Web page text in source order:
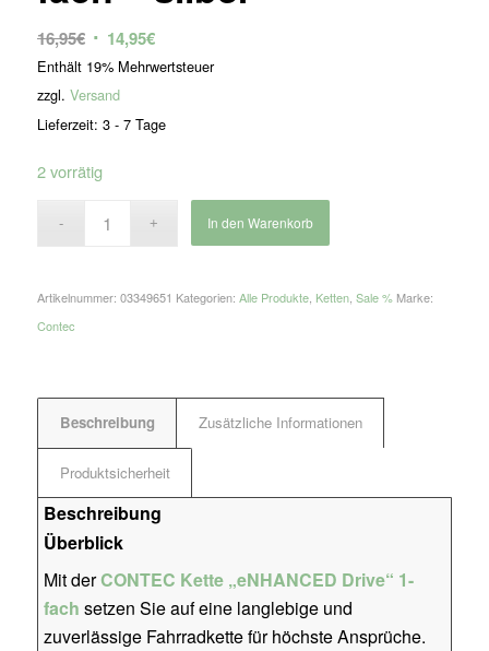
16,95€ Ursprünglicher
Preis
war:
16,95€
14,95€Aktueller
Preis
Enthält 19% Mehrwertsteuer
zzgl. Versand
Lieferzeit: 3 - 7 Tage
2 vorrätig
In den Warenkorb
Artikelnummer: 03349651 Kategorien: Alle Produkte, Ketten, Sale % Marke:
Contec
Beschreibung Zusätzliche Informationen
Produktsicherheit
Beschreibung
Überblick
Mit derCONTEC Kette „eNHANCED Drive“ 1-
fach setzen Sie auf eine langlebige und
zuverlässige Fahrradkette für höchste Ansprüche.